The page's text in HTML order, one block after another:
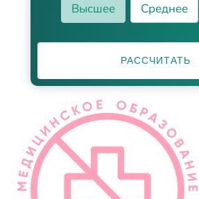
Высшее
Среднее
РАССЧИТАТЬ